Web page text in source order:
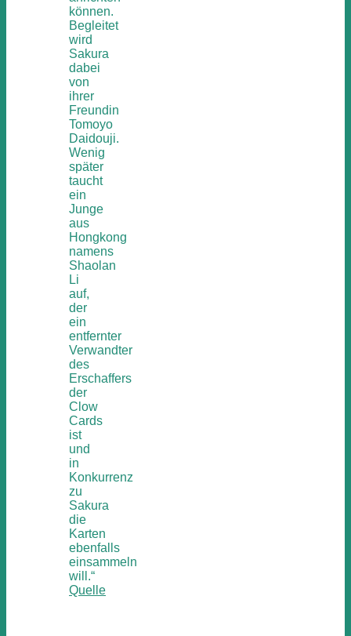
können.
Begleitet
wird
Sakura
dabei
von
ihrer
Freundin
Tomoyo
Daidouji.
Wenig
später
taucht
ein
Junge
aus
Hongkong
namens
Shaolan
Li
auf,
der
ein
entfernter
Verwandter
des
Erschaffers
der
Clow
Cards
ist
und
in
Konkurrenz
zu
Sakura
die
Karten
ebenfalls
einsammeln
will.“
Quelle